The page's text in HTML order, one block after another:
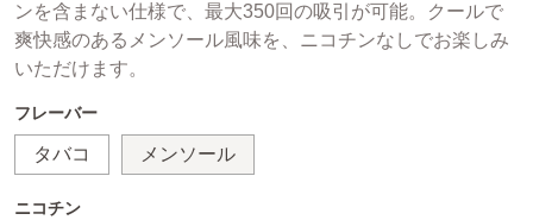
ンを含まない仕様で、最大350回の吸引が可能。クールで
爽快感のあるメンソール風味を、ニコチンなしでお楽しみ
いただけます。
フレーバー
タバコ メンソール
ニコチン